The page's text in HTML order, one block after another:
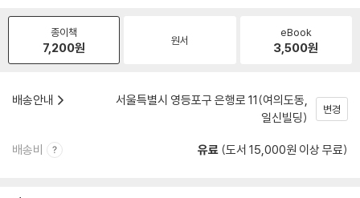
종이책
7,200원 원서
eBook
3,500원
배송안내
서울특별시 영등포구 은행로 11(여의도동,
일신빌딩)
변경
배송비 유료 (도서 15,000원 이상 무료)